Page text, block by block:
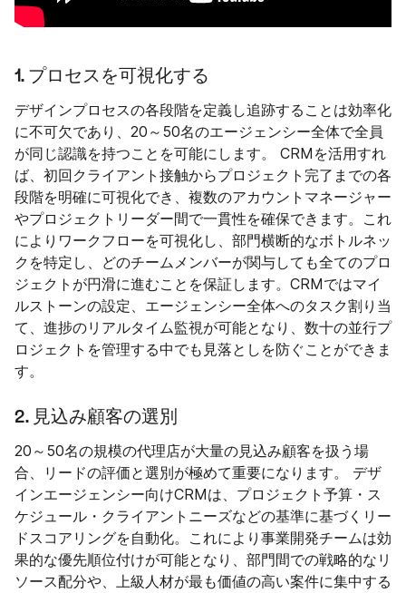
1. プロセスを可視化する
デザインプロセスの各段階を定義し追跡することは効率化
に不可欠であり、20～50名のエージェンシー全体で全員
が同じ認識を持つことを可能にします。 CRMを活用すれ
ば、初回クライアント接触からプロジェクト完了までの各
段階を明確に可視化でき、複数のアカウントマネージャー
やプロジェクトリーダー間で一貫性を確保できます。これ
によりワークフローを可視化し、部門横断的なボトルネッ
クを特定し、どのチームメンバーが関与しても全てのプロ
ジェクトが円滑に進むことを保証します。CRMではマイ
ルストーンの設定、エージェンシー全体へのタスク割り当
て、進捗のリアルタイム監視が可能となり、数十の並行プ
ロジェクトを管理する中でも見落としを防ぐことができま
す。
2. 見込み顧客の選別
20～50名の規模の代理店が大量の見込み顧客を扱う場
合、リードの評価と選別が極めて重要になります。 デザ
インエージェンシー向けCRMは、プロジェクト予算・ス
ケジュール・クライアントニーズなどの基準に基づくリー
ドスコアリングを自動化。これにより事業開発チームは効
果的な優先順位付けが可能となり、部門間での戦略的なリ
ソース配分や、上級人材が最も価値の高い案件に集中する